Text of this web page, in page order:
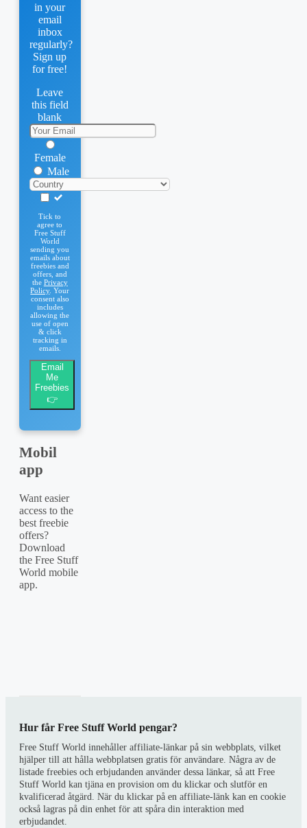
in your
email
inbox
regularly?
Sign up
for free!
Leave
this field
blank
Female
Male
Tick to
agree to
Free Stuff
World
sending you
emails about
freebies and
offers, and
the Privacy
Policy. Your
consent also
includes
allowing the
use of open
& click
tracking in
emails.
Email
Me
Freebies
👉
Mobil
app
Want easier
access to the
best freebie
offers?
Download
the Free Stuff
World mobile
app.
Hur får Free Stuff World pengar?
Free Stuff World innehåller affiliate-länkar på sin webbplats, vilket
hjälper till att hålla webbplatsen gratis för användare. Några av de
listade freebies och erbjudanden använder dessa länkar, så att Free
Stuff World kan tjäna en provision om du klickar och slutför en
kvalificerad åtgärd. När du klickar på en affiliate-länk kan en cookie
också lagras på din enhet för att spåra din interaktion med
erbjudandet.